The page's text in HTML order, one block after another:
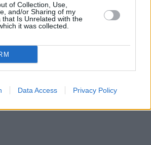
of Collection, Use,
and/or Sharing of my
that Is Unrelated with the
it was collected.
Data Access Privacy Policy